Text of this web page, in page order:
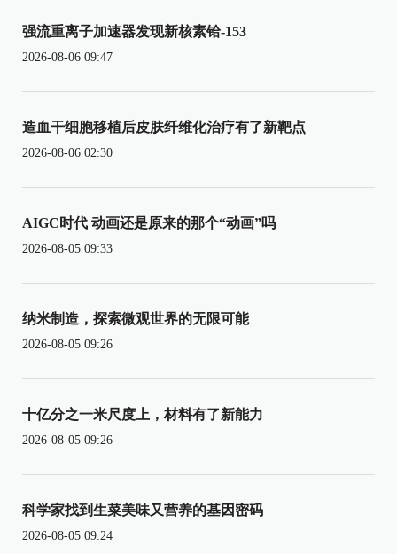
强流重离子加速器发现新核素铪-153
2026-08-06 09:47
造血干细胞移植后皮肤纤维化治疗有了新靶点
2026-08-06 02:30
AIGC时代 动画还是原来的那个“动画”吗
2026-08-05 09:33
纳米制造，探索微观世界的无限可能
2026-08-05 09:26
十亿分之一米尺度上，材料有了新能力
2026-08-05 09:26
科学家找到生菜美味又营养的基因密码
2026-08-05 09:24